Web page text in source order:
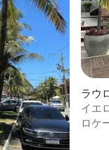
ラウ
軒家
イエ
ロケ